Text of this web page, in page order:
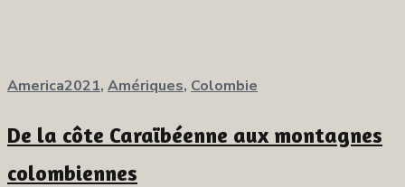
America2021, Amériques, Colombie
De la côte Caraïbéenne aux montagnes
colombiennes